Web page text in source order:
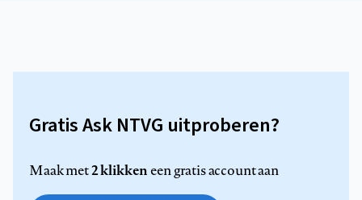
Gratis Ask NTVG uitproberen?
Maak met2 klikkeneen gratis account aan